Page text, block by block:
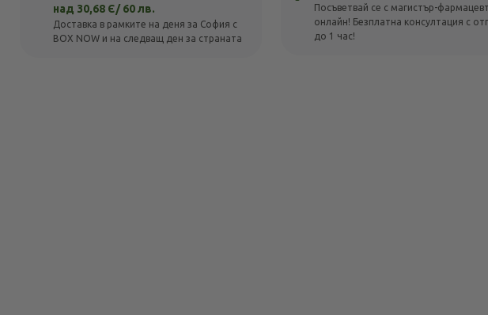
над 30,68 Є/ 60 лв.
Доставка в рамките на деня за София с
BOX NOW и на следващ ден за страната
Посъветвай се с магистър-фармацевт
онлайн! Безплатна консултация с
до 1 час!